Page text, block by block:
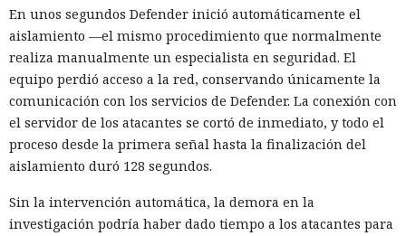
En unos segundos Defender inició automáticamente el
aislamiento —el mismo procedimiento que normalmente
realiza manualmente un especialista en seguridad. El
equipo perdió acceso a la red, conservando únicamente la
comunicación con los servicios de Defender. La conexión con
el servidor de los atacantes se cortó de inmediato, y todo el
proceso desde la primera señal hasta la finalización del
aislamiento duró 128 segundos.
Sin la intervención automática, la demora en la
investigación podría haber dado tiempo a los atacantes para